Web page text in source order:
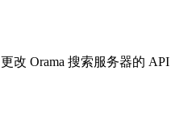
改 Orama 搜索服务器的 API